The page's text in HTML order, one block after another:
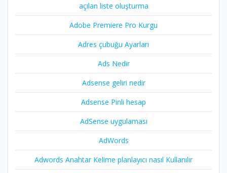
açılan liste oluşturma
Adobe Premiere Pro Kurgu
Adres çubuğu Ayarları
Ads Nedir
Adsense geliri nedir
Adsense Pinli hesap
AdSense uygulaması
AdWords
Adwords Anahtar Kelime planlayıcı nasıl Kullanılır